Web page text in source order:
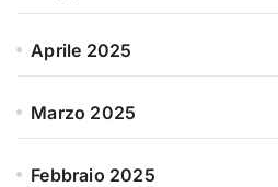
Aprile 2025
Marzo 2025
Febbraio 2025